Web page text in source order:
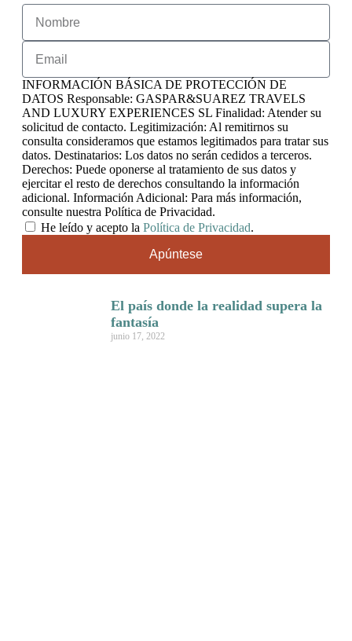
INFORMACIÓN BÁSICA DE PROTECCIÓN DE
DATOS Responsable: GASPAR&SUAREZ TRAVELS
AND LUXURY EXPERIENCES SL Finalidad: Atender su
solicitud de contacto. Legitimización: Al remitirnos su
consulta consideramos que estamos legitimados para tratar sus
datos. Destinatarios: Los datos no serán cedidos a terceros.
Derechos: Puede oponerse al tratamiento de sus datos y
ejercitar el resto de derechos consultando la información
adicional. Información Adicional: Para más información,
consulte nuestra Política de Privacidad.
He leído y acepto la Política de Privacidad.
Apúntese
El país donde la realidad supera la
fantasía
junio 17, 2022